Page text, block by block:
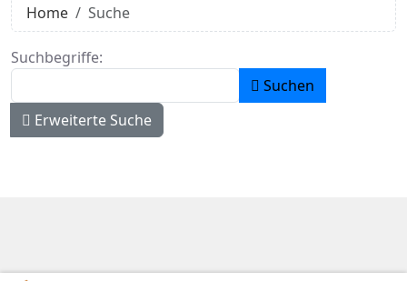
Home Suche
Suchformular
Suchbegriffe:
Suchen
Erweiterte Suche